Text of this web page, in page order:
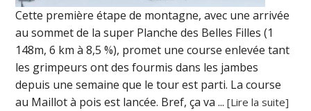
Cette première étape de montagne, avec une arrivée
au sommet de la super Planche des Belles Filles (1
148m, 6 km à 8,5 %), promet une course enlevée tant
les grimpeurs ont des fourmis dans les jambes
depuis une semaine que le tour est parti. La course
au Maillot à pois est lancée. Bref, ça va ...[Lire la suite]